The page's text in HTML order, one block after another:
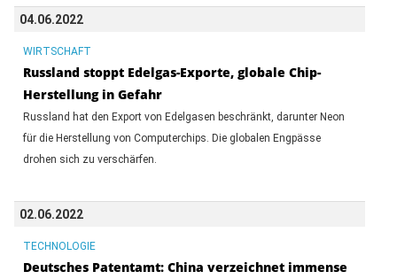
04.06.2022
WIRTSCHAFT
Russland stoppt Edelgas-Exporte, globale Chip-
Herstellung in Gefahr
Russland hat den Export von Edelgasen beschränkt, darunter Neon
für die Herstellung von Computerchips. Die globalen Engpässe
drohen sich zu verschärfen.
02.06.2022
TECHNOLOGIE
Deutsches Patentamt: China verzeichnet immense